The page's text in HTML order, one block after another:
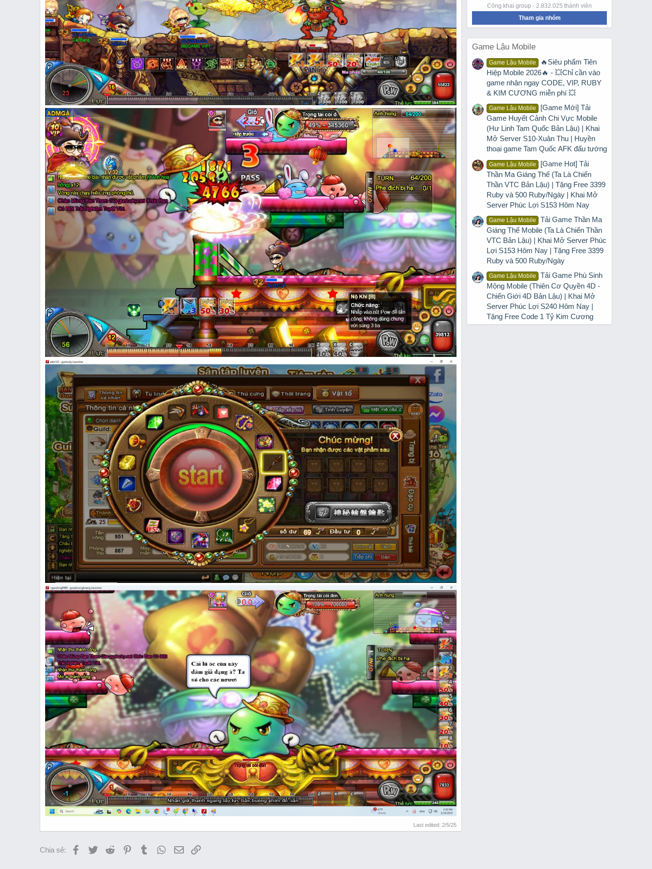
Last edited: 2/5/25
Chia sẻ: Facebook
TwitterReddit PinterestTumblr WhatsApp
EmailLink
Công khai group · 2.832.025 thành viên
Tham gia nhóm
Game Lậu Mobile
Game Lậu Mobile
🔥Siêu phẩm Tiên
Hiệp Mobile 2026🔥 - 💥Chỉ cần vào
game nhận ngay CODE, VIP, RUBY
& KIM CƯƠNG miễn phí 💥
Game Lậu Mobile
[Game Mới] Tải
Game Huyết Cảnh Chi Vực Mobile
(Hư Linh Tam Quốc Bản Lậu) | Khai
Mở Server S10-Xuân Thu | Huyền
thoại game Tam Quốc AFK đấu tướng
Game Lậu Mobile
[Game Hot] Tải
Thần Ma Giáng Thế (Ta Là Chiến
Thần VTC Bản Lậu) | Tặng Free 3399
Ruby và 500 Ruby/Ngày | Khai Mở
Server Phúc Lợi S153 Hôm Nay
Game Lậu Mobile
Tải Game Thần Ma
Giáng Thế Mobile (Ta Là Chiến Thần
VTC Bản Lậu) | Khai Mở Server Phúc
Lợi S153 Hôm Nay | Tặng Free 3399
Ruby và 500 Ruby/Ngày
Game Lậu Mobile
Tải Game Phù Sinh
Mộng Mobile (Thiên Cơ Quyền 4D -
Chiến Giới 4D Bản Lậu) | Khai Mở
Server Phúc Lợi S240 Hôm Nay |
Tặng Free Code 1 Tỷ Kim Cương